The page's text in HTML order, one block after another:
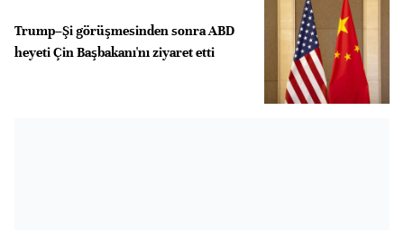
Trump–Şi görüşmesinden sonra ABD
heyeti Çin Başbakanı'nı ziyaret etti